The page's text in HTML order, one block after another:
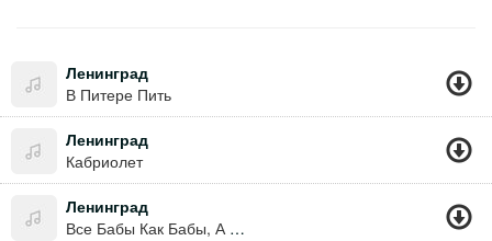
Ленинград
В Питере Пить
Ленинград
Кабриолет
Ленинград
Все Бабы Как Бабы, А Моя Богиня